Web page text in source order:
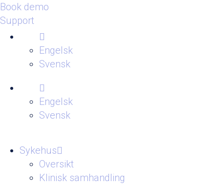
Book demo
Support
Engelsk
Svensk
Engelsk
Svensk
Sykehus
Oversikt
Klinisk samhandling